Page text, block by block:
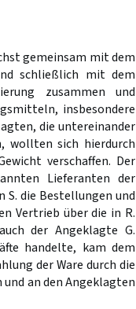
gemeinsam mit dem
schließlich mit dem
zusammen und
insbesondere
die untereinander
wollten sich hierdurch
verschaffen. Der
Lieferanten der
die Bestellungen und
Vertrieb über die in R.
der Angeklagte G.
handelte, kam dem
der Ware durch die
und an den Angeklagten